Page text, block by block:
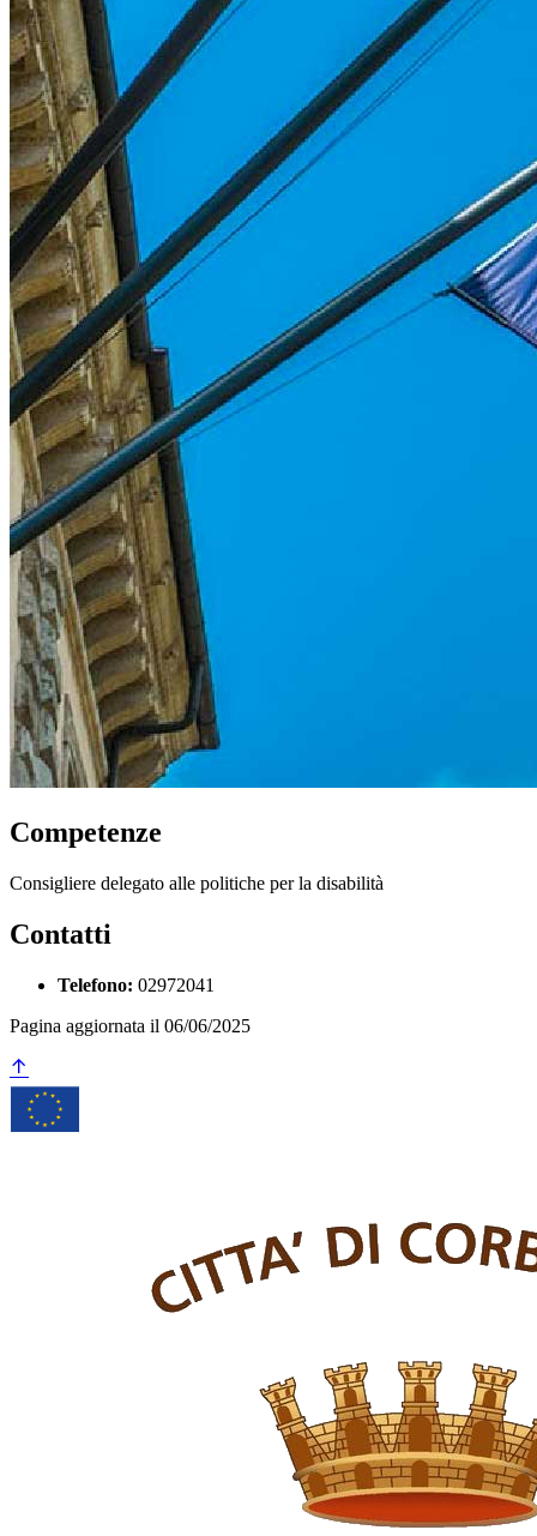
Competenze
Consigliere delegato alle politiche per la disabilità
Contatti
Telefono: 02972041
Pagina aggiornata il 06/06/2025